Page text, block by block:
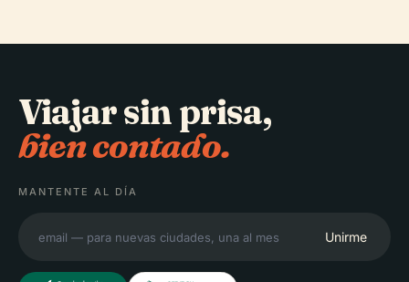
Viajar sin prisa,
bien contado.
MANTENTE AL DÍA
Unirme